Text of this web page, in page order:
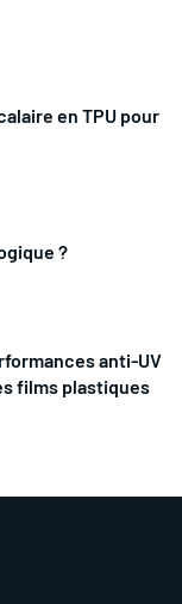
en TPU pour
?
anti-UV
films plastiques